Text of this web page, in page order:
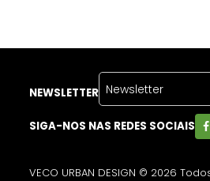
NEWSLETTER
SIGA-NOS NAS REDES SOCIAIS
VECO URBAN DESIGN © 2026